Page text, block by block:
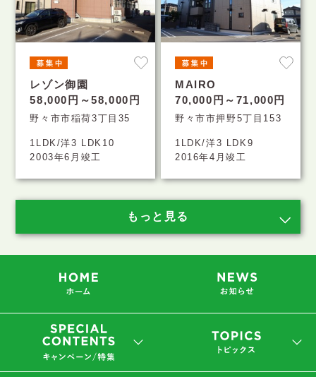
レゾン御園
58,000円～58,000円
野々市市稲荷3丁目35
1LDK/洋3 LDK10
2003年6月竣工
MAIRO
70,000円～71,000円
野々市市押野5丁目153
1LDK/洋3 LDK9
2016年4月竣工